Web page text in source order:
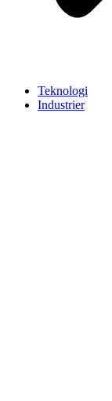
Teknologi
Industrier